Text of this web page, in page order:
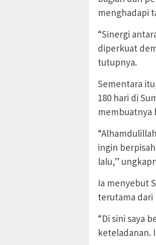
menghadapi
“Sinergi
diperkuat
tutupnya.
Sementara
180 hari di
membuatnya
ingin
lalu,”
Ia menyebut
terutama dari
“Di sini saya
keteladanan.